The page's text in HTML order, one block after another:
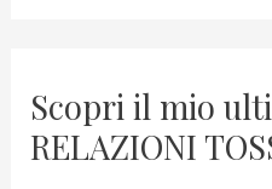
Scopri il mio
RELAZIONI